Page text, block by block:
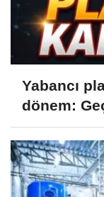
Yabancı
dönem: